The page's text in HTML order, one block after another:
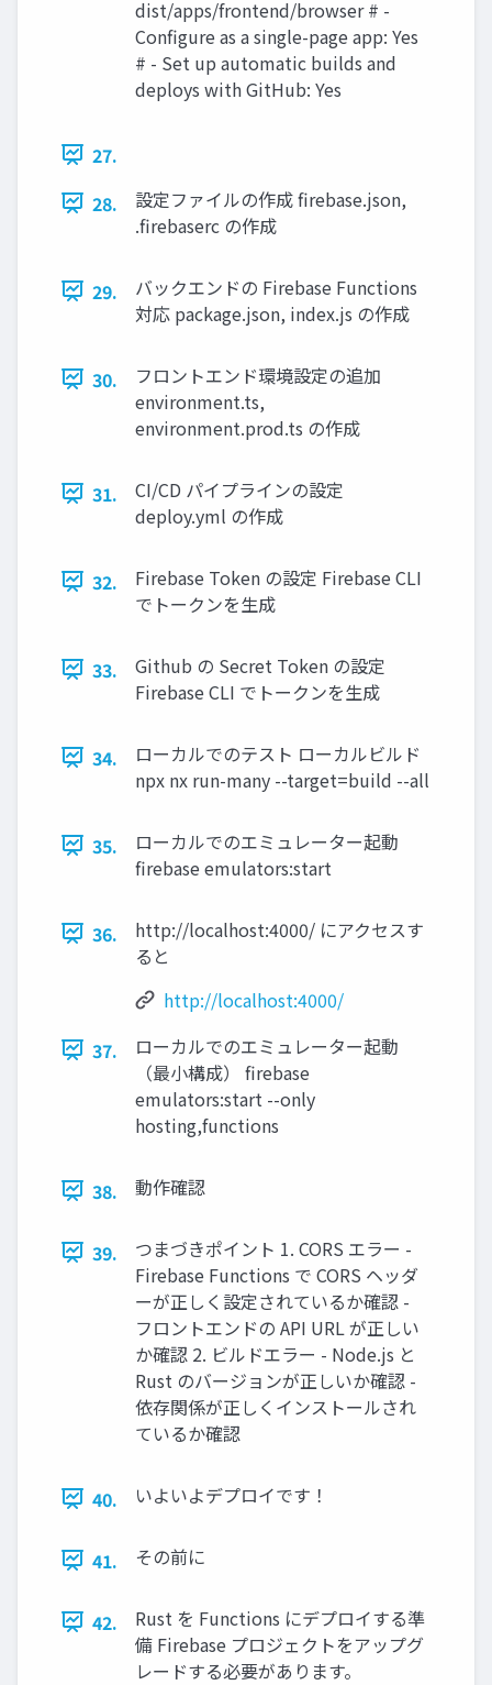
dist/apps/frontend/browser # -
Configure as a single-page app: Yes
# - Set up automatic builds and
deploys with GitHub: Yes
27.
28.
設定ファイルの作成 firebase.json,
.firebaserc の作成
29.
バックエンドの Firebase Functions
対応 package.json, index.js の作成
30.
フロントエンド環境設定の追加
environment.ts,
environment.prod.ts の作成
31.
CI/CD パイプラインの設定
deploy.yml の作成
32.
Firebase Token の設定 Firebase CLI
でトークンを生成
33.
Github の Secret Token の設定
Firebase CLI でトークンを生成
34.
ローカルでのテスト ローカルビルド
npx nx run-many --target=build --all
35.
ローカルでのエミュレーター起動
firebase emulators:start
36.
http://localhost:4000/ にアクセスす
ると
http://localhost:4000/
37.
ローカルでのエミュレーター起動
（最小構成） firebase
emulators:start --only
hosting,functions
38. 動作確認
39.
つまづきポイント 1. CORS エラー -
Firebase Functions で CORS ヘッダ
ーが正しく設定されているか確認 -
フロントエンドの API URL が正しい
か確認 2. ビルドエラー - Node.js と
Rust のバージョンが正しいか確認 -
依存関係が正しくインストールされ
ているか確認
40. いよいよデプロイです！
41. その前に
42.
Rust を Functions にデプロイする準
備 Firebase プロジェクトをアップグ
レードする必要があります。